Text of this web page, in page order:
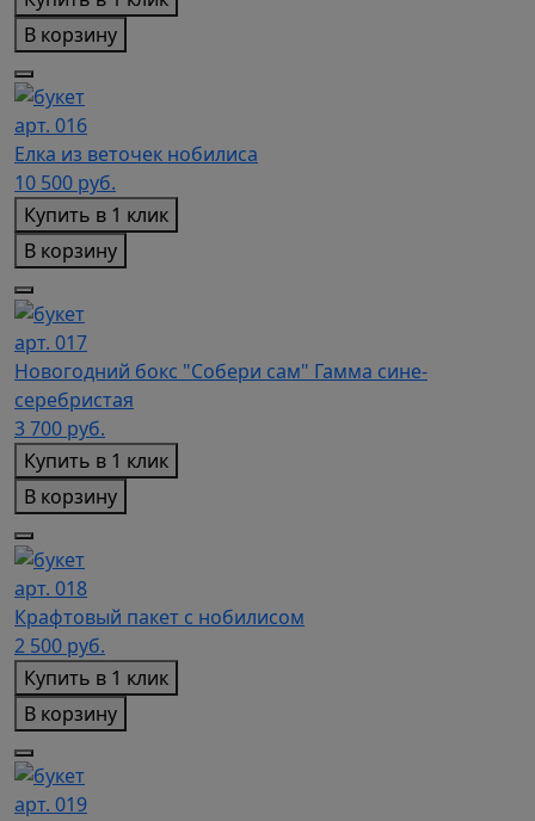
В корзину
арт. 016
Елка из веточек нобилиса
10 500 руб.
Купить в 1 клик
В корзину
арт. 017
Новогодний бокс "Собери сам" Гамма сине-
серебристая
3 700 руб.
Купить в 1 клик
В корзину
арт. 018
Крафтовый пакет с нобилисом
2 500 руб.
Купить в 1 клик
В корзину
арт. 019